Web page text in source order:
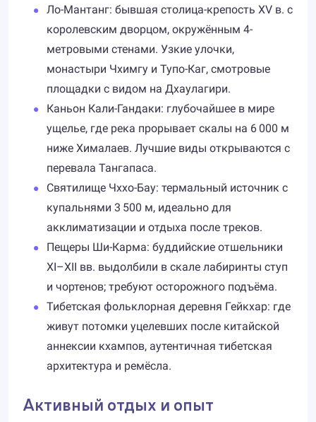
Ло-Мантанг: бывшая столица-крепость XV в. с
королевским дворцом, окружённым 4-
метровыми стенами. Узкие улочки,
монастыри Чхимгу и Тупо-Каг, смотровые
площадки с видом на Дхаулагири.
Каньон Кали-Гандаки: глубочайшее в мире
ущелье, где река прорывает скалы на 6 000 м
ниже Хималаев. Лучшие виды открываются с
перевала Тангапаса.
Святилище Чххо-Бау: термальный источник с
купальнями 3 500 м, идеально для
акклиматизации и отдыха после треков.
Пещеры Ши-Карма: буддийские отшельники
XI–XII вв. выдолбили в скале лабиринты ступ
и чортенов; требуют осторожного подъёма.
Тибетская фольклорная деревня Гейкхар: где
живут потомки уцелевших после китайской
аннексии кхампов, аутентичная тибетская
архитектура и ремёсла.
Активный отдых и опыт